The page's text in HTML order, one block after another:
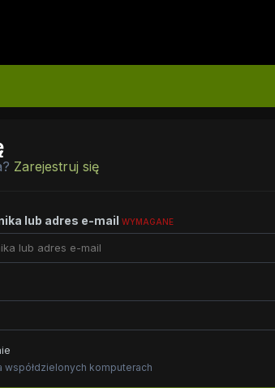
Zarejestruj się
lub adres e-mail WYMAGANE
współdzielonych komputerach